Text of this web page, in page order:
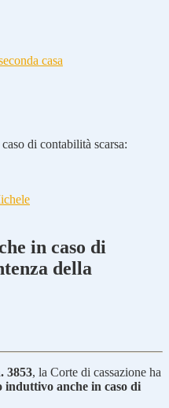
casa
di contabilità scarsa:
in caso di
della
3853, la Corte di cassazione ha
induttivo anche in caso di